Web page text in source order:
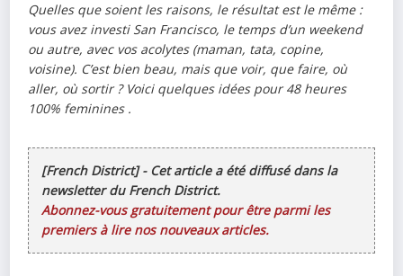
Quelles que soient les raisons, le résultat est le même :
vous avez investi San Francisco, le temps d’un weekend
ou autre, avec vos acolytes (maman, tata, copine,
voisine). C’est bien beau, mais que voir, que faire, où
aller, où sortir ? Voici quelques idées pour 48 heures
100% feminines .
[French District] - Cet article a été diffusé dans la
newsletter du French District.
Abonnez-vous gratuitement pour être parmi les
premiers à lire nos nouveaux articles.